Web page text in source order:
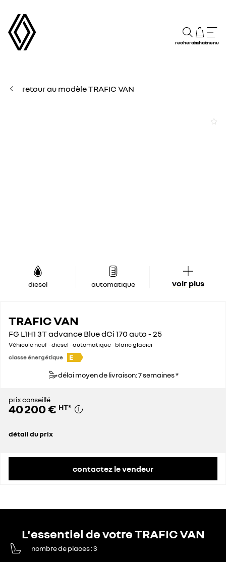
rechercheachatmenu
retour au modèle TRAFIC VAN
diesel automatique voir plus
TRAFIC VAN
FG L1H1 3T advance Blue dCi 170 auto - 25
Véhicule neuf - diesel - automatique - blanc glacier
classe énergétique
E
délai moyen de livraison: 7 semaines *
prix conseillé
40 200 € HT*
détail du prix
contactez le vendeur
L'essentiel de votre TRAFIC VAN
nombre de places 3